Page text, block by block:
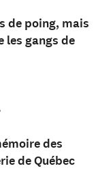
de poing, mais
les gangs de
des
de Québec